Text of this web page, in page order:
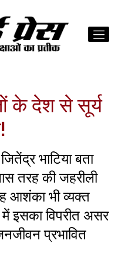
के देश से सूर्य
भाटिया बता
तरह की जहरीली
आशंका भी व्यक्त
इसका विपरीत असर
प्रभावित